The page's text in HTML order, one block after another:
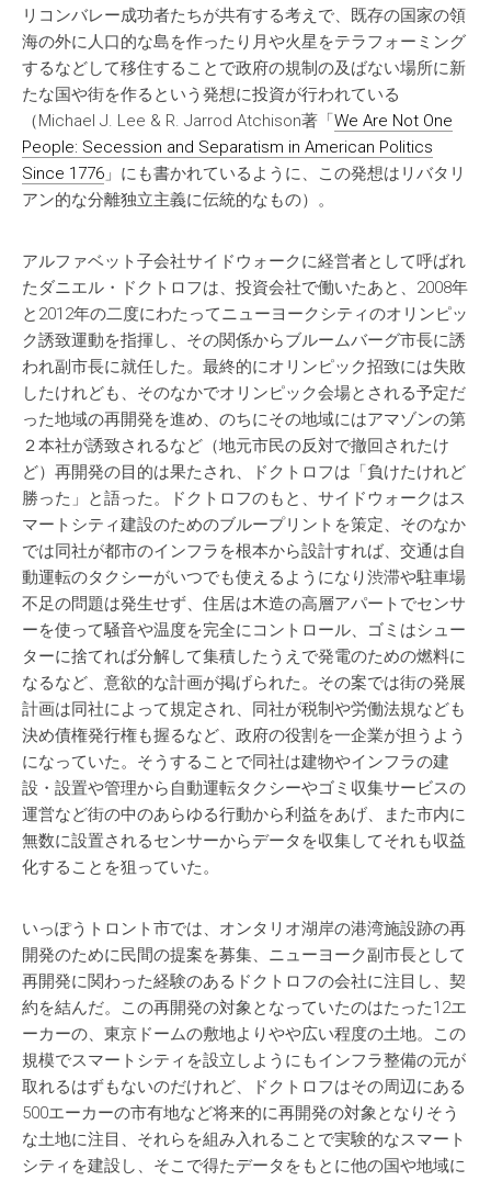
リコンバレー成功者たちが共有する考えで、既存の国家の領
海の外に人口的な島を作ったり月や火星をテラフォーミング
するなどして移住することで政府の規制の及ばない場所に新
たな国や街を作るという発想に投資が行われている
（Michael J. Lee & R. Jarrod Atchison著「We Are Not One
People: Secession and Separatism in American Politics
Since 1776 」にも書かれているように、この発想はリバタリ
アン的な分離独立主義に伝統的なもの）。
アルファベット子会社サイドウォークに経営者として呼ばれ
たダニエル・ドクトロフは、投資会社で働いたあと、2008年
と2012年の二度にわたってニューヨークシティのオリンピッ
ク誘致運動を指揮し、その関係からブルームバーグ市長に誘
われ副市長に就任した。最終的にオリンピック招致には失敗
したけれども、そのなかでオリンピック会場とされる予定だ
った地域の再開発を進め、のちにその地域にはアマゾンの第
２本社が誘致されるなど（地元市民の反対で撤回されたけ
ど）再開発の目的は果たされ、ドクトロフは「負けたけれど
勝った」と語った。ドクトロフのもと、サイドウォークはス
マートシティ建設のためのブループリントを策定、そのなか
では同社が都市のインフラを根本から設計すれば、交通は自
動運転のタクシーがいつでも使えるようになり渋滞や駐車場
不足の問題は発生せず、住居は木造の高層アパートでセンサ
ーを使って騒音や温度を完全にコントロール、ゴミはシュー
ターに捨てれば分解して集積したうえで発電のための燃料に
なるなど、意欲的な計画が掲げられた。その案では街の発展
計画は同社によって規定され、同社が税制や労働法規なども
決め債権発行権も握るなど、政府の役割を一企業が担うよう
になっていた。そうすることで同社は建物やインフラの建
設・設置や管理から自動運転タクシーやゴミ収集サービスの
運営など街の中のあらゆる行動から利益をあげ、また市内に
無数に設置されるセンサーからデータを収集してそれも収益
化することを狙っていた。
いっぽうトロント市では、オンタリオ湖岸の港湾施設跡の再
開発のために民間の提案を募集、ニューヨーク副市長として
再開発に関わった経験のあるドクトロフの会社に注目し、契
約を結んだ。この再開発の対象となっていたのはたった12エ
ーカーの、東京ドームの敷地よりやや広い程度の土地。この
規模でスマートシティを設立しようにもインフラ整備の元が
取れるはずもないのだけれど、ドクトロフはその周辺にある
500エーカーの市有地など将来的に再開発の対象となりそう
な土地に注目、それらを組み入れることで実験的なスマート
シティを建設し、そこで得たデータをもとに他の国や地域に